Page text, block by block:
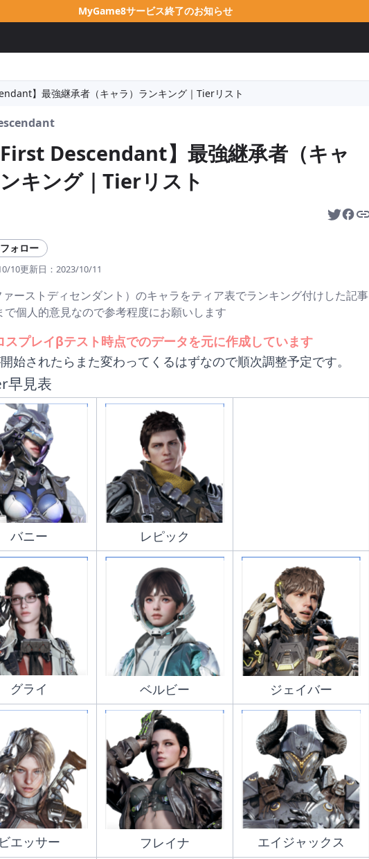
MyGame8サービス終了のお知らせ
】最強継承者（キャラ）ランキング｜Tierリスト
Descendant】最強継承者（キャ
キング｜Tierリスト
フォロー
10更新日： 2023/10/11
ァーストディセンダント）のキャラをティア表でランキング付けした記事
で個人的意見なので参考程度にお願いします
プレイβテスト時点でのデータを元に作成しています
始されたらまた変わってくるはずなので順次調整予定です。
早見表
バニー レピック
グライ ベルビー ジェイバー
エッサー フレイナ エイジャックス